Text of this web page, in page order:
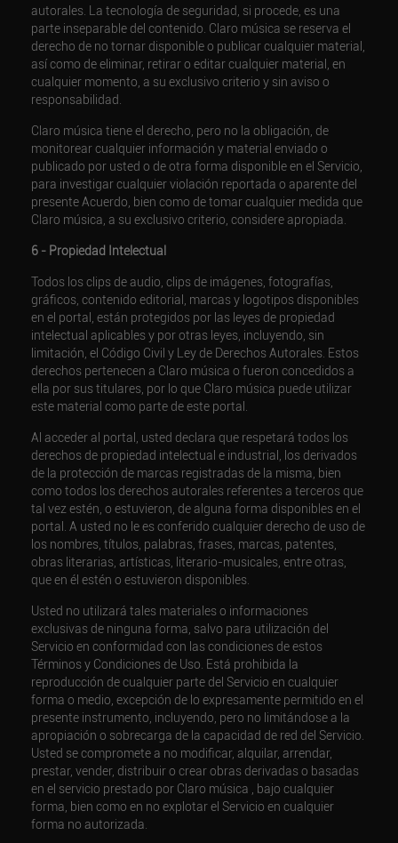
autorales. La tecnología de seguridad, si procede, es una
parte inseparable del contenido. Claro música se reserva el
derecho de no tornar disponible o publicar cualquier material,
así como de eliminar, retirar o editar cualquier material, en
cualquier momento, a su exclusivo criterio y sin aviso o
responsabilidad.
Claro música tiene el derecho, pero no la obligación, de
monitorear cualquier información y material enviado o
publicado por usted o de otra forma disponible en el Servicio,
para investigar cualquier violación reportada o aparente del
presente Acuerdo, bien como de tomar cualquier medida que
Claro música, a su exclusivo criterio, considere apropiada.
6 - Propiedad Intelectual
Todos los clips de audio, clips de imágenes, fotografías,
gráficos, contenido editorial, marcas y logotipos disponibles
en el portal, están protegidos por las leyes de propiedad
intelectual aplicables y por otras leyes, incluyendo, sin
limitación, el Código Civil y Ley de Derechos Autorales. Estos
derechos pertenecen a Claro música o fueron concedidos a
ella por sus titulares, por lo que Claro música puede utilizar
este material como parte de este portal.
Al acceder al portal, usted declara que respetará todos los
derechos de propiedad intelectual e industrial, los derivados
de la protección de marcas registradas de la misma, bien
como todos los derechos autorales referentes a terceros que
tal vez estén, o estuvieron, de alguna forma disponibles en el
portal. A usted no le es conferido cualquier derecho de uso de
los nombres, títulos, palabras, frases, marcas, patentes,
obras literarias, artísticas, literario-musicales, entre otras,
que en él estén o estuvieron disponibles.
Usted no utilizará tales materiales o informaciones
exclusivas de ninguna forma, salvo para utilización del
Servicio en conformidad con las condiciones de estos
Términos y Condiciones de Uso. Está prohibida la
reproducción de cualquier parte del Servicio en cualquier
forma o medio, excepción de lo expresamente permitido en el
presente instrumento, incluyendo, pero no limitándose a la
apropiación o sobrecarga de la capacidad de red del Servicio.
Usted se compromete a no modificar, alquilar, arrendar,
prestar, vender, distribuir o crear obras derivadas o basadas
en el servicio prestado por Claro música , bajo cualquier
forma, bien como en no explotar el Servicio en cualquier
forma no autorizada.